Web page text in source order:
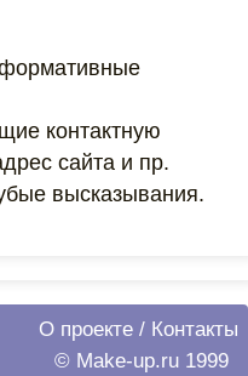
контактную
сайта и пр.
высказывания.
О проекте / Контакты
© Make-up.ru 1999